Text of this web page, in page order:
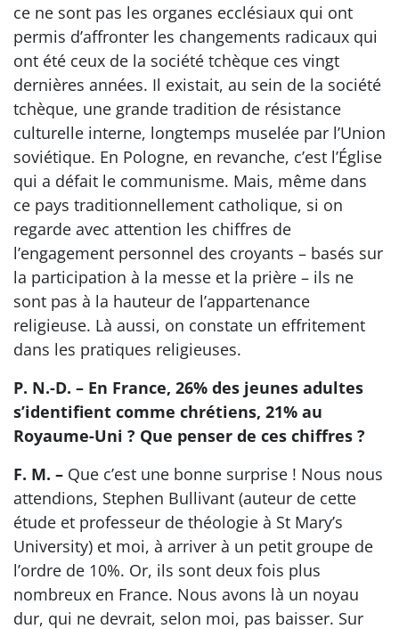
ce ne sont pas les organes ecclésiaux qui ont
permis d’affronter les changements radicaux qui
ont été ceux de la société tchèque ces vingt
dernières années. Il existait, au sein de la société
tchèque, une grande tradition de résistance
culturelle interne, longtemps muselée par l’Union
soviétique. En Pologne, en revanche, c’est l’Église
qui a défait le communisme. Mais, même dans
ce pays traditionnellement catholique, si on
regarde avec attention les chiffres de
l’engagement personnel des croyants – basés sur
la participation à la messe et la prière – ils ne
sont pas à la hauteur de l’appartenance
religieuse. Là aussi, on constate un effritement
dans les pratiques religieuses.
P. N.-D. – En France, 26% des jeunes adultes
s’identifient comme chrétiens, 21% au
Royaume-Uni ? Que penser de ces chiffres ?
F. M. – Que c’est une bonne surprise ! Nous nous
attendions, Stephen Bullivant (auteur de cette
étude et professeur de théologie à St Mary’s
University) et moi, à arriver à un petit groupe de
l’ordre de 10%. Or, ils sont deux fois plus
nombreux en France. Nous avons là un noyau
dur, qui ne devrait, selon moi, pas baisser. Sur